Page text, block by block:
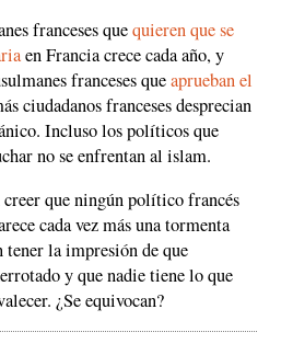
franceses quequieren que se
en Francia crece cada año, y
franceses queaprueban el
ciudadanos franceses desprecian
Incluso los políticos que
no se enfrentan al islam.
que ningún político francés
cada vez más una tormenta
tener la impresión de que
y que nadie tiene lo que
¿Se equivocan?